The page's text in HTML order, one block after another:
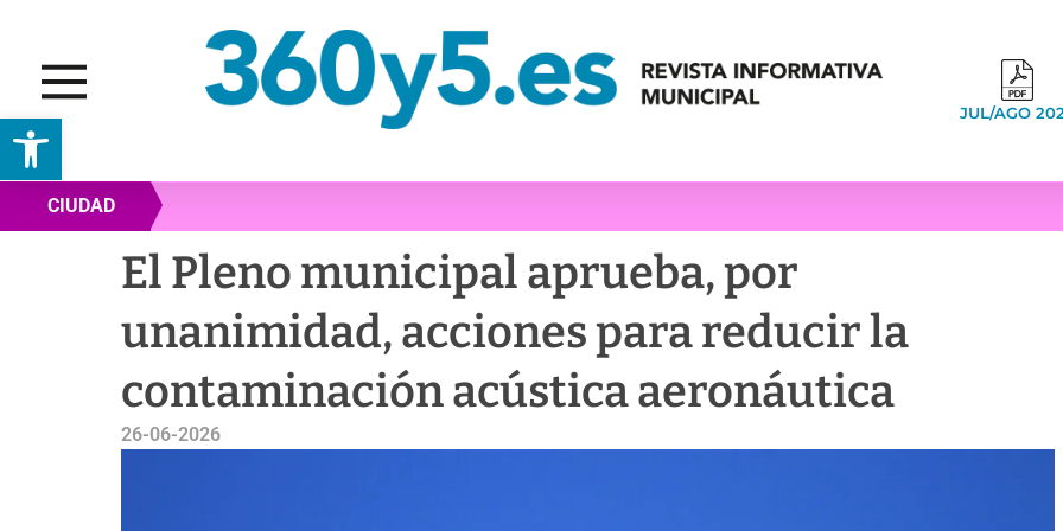
Abrir barra de herramientas JUL/AGO
CIUDAD
El Pleno municipal aprueba, por
unanimidad, acciones para reducir la
contaminación acústica aeronáutica
26-06-2026